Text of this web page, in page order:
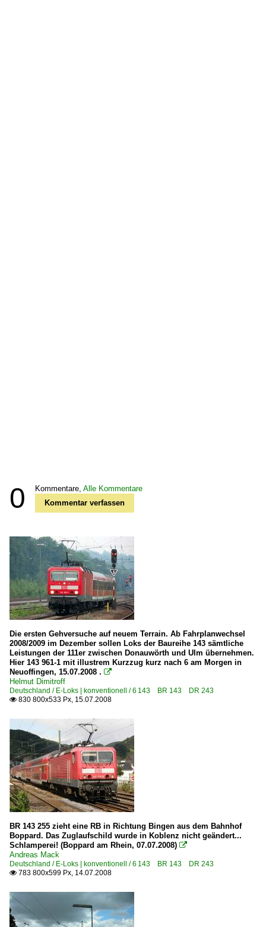
0 Kommentare, Alle Kommentare
Kommentar verfassen
Die ersten Gehversuche auf neuem Terrain. Ab Fahrplanwechsel
2008/2009 im Dezember sollen Loks der Baureihe 143 sämtliche
Leistungen der 111er zwischen Donauwörth und Ulm übernehmen.
Hier 143 961-1 mit illustrem Kurzzug kurz nach 6 am Morgen in
Neuoffingen, 15.07.2008 . 
Helmut Dimitroff
Deutschland / E-Loks | konventionell / 6 143 BR 143 DR 243
 830 800x533 Px, 15.07.2008
BR 143 255 zieht eine RB in Richtung Bingen aus dem Bahnhof
Boppard. Das Zuglaufschild wurde in Koblenz nicht geändert...
Schlamperei! (Boppard am Rhein, 07.07.2008) 
Andreas Mack
Deutschland / E-Loks | konventionell / 6 143 BR 143 DR 243
 783 800x599 Px, 14.07.2008